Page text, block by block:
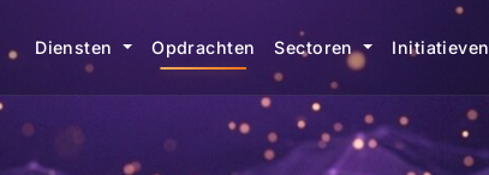
Diensten Opdrachten Sectoren Initiatieven